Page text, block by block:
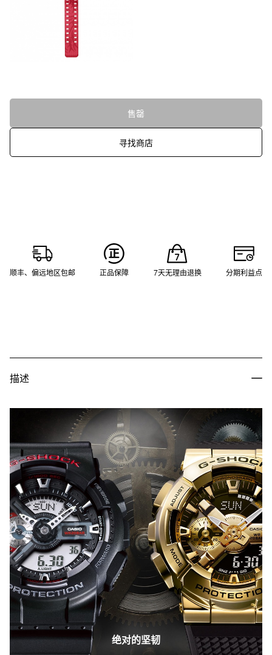
售罄
寻找商店
顺丰、偏远地区包邮 正品保障 7天无理由退换 分期利益点
描述
绝对的坚韧